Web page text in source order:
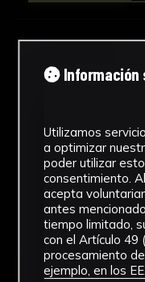
No hay
este
Ver
Información
Utilizamos
a optimizar
poder utilizar
consentimiento.
acepta
antes
tiempo limitado,
con el Artículo 49
procesamiento
ejemplo, en los